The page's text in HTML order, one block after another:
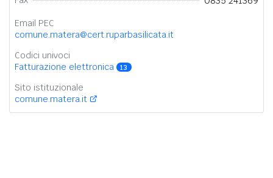
Email PEC
comune.matera@cert.ruparbasilicata.it
Codici univoci
Fatturazione elettronica
13
Sito istituzionale
comune.matera.it